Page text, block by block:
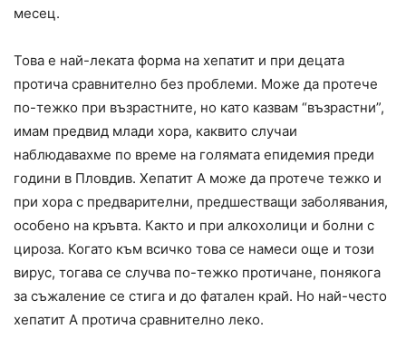
месец.
Това е най-леката форма на хепатит и при децата
протича сравнително без проблеми. Може да протече
по-тежко при възрастните, но като казвам “възрастни”,
имам предвид млади хора, каквито случаи
наблюдавахме по време на голямата епидемия преди
години в Пловдив. Хепатит А може да протече тежко и
при хора с предварителни, предшестващи заболявания,
особено на кръвта. Както и при алкохолици и болни с
цироза. Когато към всичко това се намеси още и този
вирус, тогава се случва по-тежко протичане, понякога
за съжаление се стига и до фатален край. Но най-често
хепатит А протича сравнително леко.